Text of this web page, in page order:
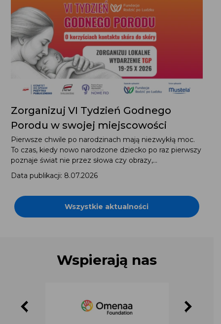
Zorganizuj VI Tydzień Godnego
Porodu w swojej miejscowości
Pierwsze chwile po narodzinach mają niezwykłą moc.
To czas, kiedy nowo narodzone dziecko po raz pierwszy
poznaje świat nie przez słowa czy obrazy,...
Data publikacji: 8.07.2026
Wszystkie aktualności
Wspierają nas